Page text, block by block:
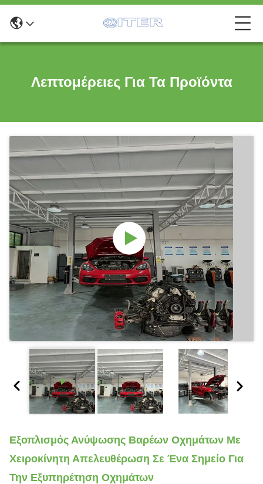
Λεπτομέρειες Για Τα Προϊόντα
Εξοπλισμός Ανύψωσης Βαρέων Οχημάτων Με
Χειροκίνητη Απελευθέρωση Σε Ένα Σημείο Για
Την Εξυπηρέτηση Οχημάτων